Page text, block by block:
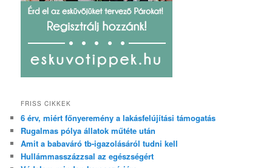
FRISS CIKKEK
6 érv, miért főnyeremény a lakásfelújítási támogatás
Rugalmas pólya állatok műtéte után
Amit a babaváró tb-igazolásáról tudni kell
Hullámmasszázzsal az egészségért